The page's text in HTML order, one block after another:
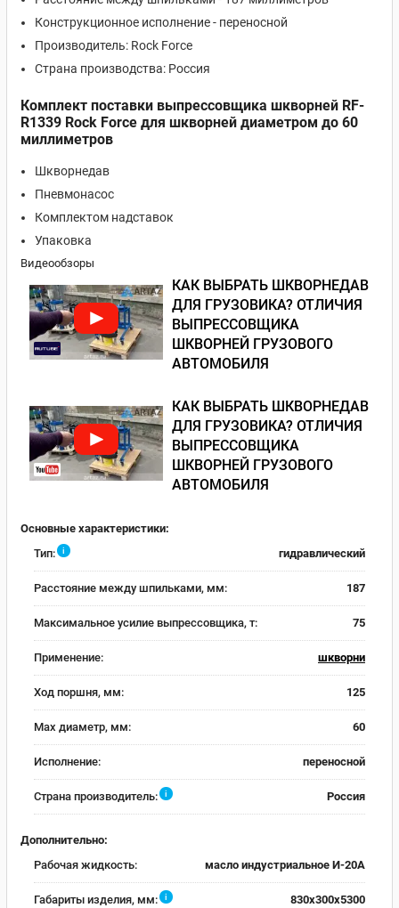
Конструкционное исполнение - переносной
Производитель: Rock Force
Страна производства: Россия
Комплект поставки выпрессовщика шкворней RF-
R1339 Rock Force для шкворней диаметром до 60
миллиметров
Шкворнедав
Пневмонасос
Комплектом надставок
Упаковка
Видеообзоры
КАК ВЫБРАТЬ ШКВОРНЕДАВ
ДЛЯ ГРУЗОВИКА? ОТЛИЧИЯ
ВЫПРЕССОВЩИКА
ШКВОРНЕЙ ГРУЗОВОГО
АВТОМОБИЛЯ
КАК ВЫБРАТЬ ШКВОРНЕДАВ
ДЛЯ ГРУЗОВИКА? ОТЛИЧИЯ
ВЫПРЕССОВЩИКА
ШКВОРНЕЙ ГРУЗОВОГО
АВТОМОБИЛЯ
Основные характеристики:
Тип:
i гидравлический
Расстояние между шпильками, мм: 187
Максимальное усилие выпрессовщика, т: 75
Применение: шкворни
Ход поршня, мм: 125
Max диаметр, мм: 60
Исполнение: переносной
Страна производитель: i Россия
Дополнительно:
Рабочая жидкость:
масло индустриальное И-20А
Габариты изделия, мм: i 830х300х5300